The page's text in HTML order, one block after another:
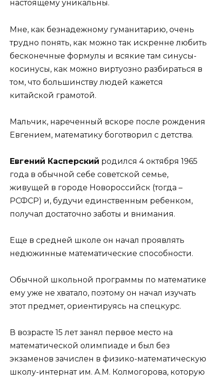
настоящему уникальны.
Мне, как безнадежному гуманитарию, очень
трудно понять, как можно так искренне любить
бесконечные формулы и всякие там синусы-
косинусы, как можно виртуозно разбираться в
том, что большинству людей кажется
китайской грамотой.
Мальчик, нареченный вскоре после рождения
Евгением, математику боготворил с детства.
Евгений Касперский родился 4 октября 1965
года в обычной себе советской семье,
живущей в городе Новороссийск (тогда –
РСФСР) и, будучи единственным ребенком,
получал достаточно заботы и внимания.
Еще в средней школе он начал проявлять
недюжинные математические способности.
Обычной школьной программы по математике
ему уже не хватало, поэтому он начал изучать
этот предмет, ориентируясь на спецкурс.
В возрасте 15 лет занял первое место на
математической олимпиаде и был без
экзаменов зачислен в физико-математическую
школу-интернат им. А.М. Колмогорова, которую